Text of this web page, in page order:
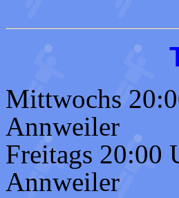
Mittwochs
Annweiler
Freitags 20:00
Annweiler